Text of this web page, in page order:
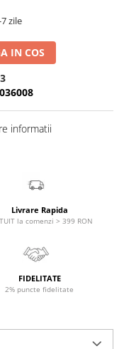
zile
IN COS
informatii
Livrare Rapida
la comenzi > 399 RON
FIDELITATE
2% puncte fidelitate